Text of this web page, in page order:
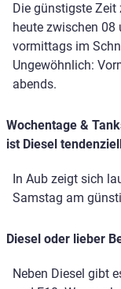
Die günstigste
heute zwischen 08
vormittags im
Ungewöhnlich:
abends.
Wochentage &
ist Diesel
In Aub zeigt sich
Samstag am
Diesel oder lieber
Neben Diesel gibt